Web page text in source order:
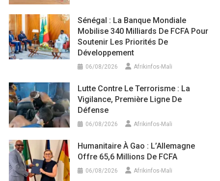
Sénégal : La Banque Mondiale
Mobilise 340 Milliards De FCFA Pour
Soutenir Les Priorités De
Développement
06/08/2026 Afrikinfos-Mali
Lutte Contre Le Terrorisme : La
Vigilance, Première Ligne De
Défense
06/08/2026 Afrikinfos-Mali
Humanitaire À Gao : L’Allemagne
Offre 65,6 Millions De FCFA
06/08/2026 Afrikinfos-Mali